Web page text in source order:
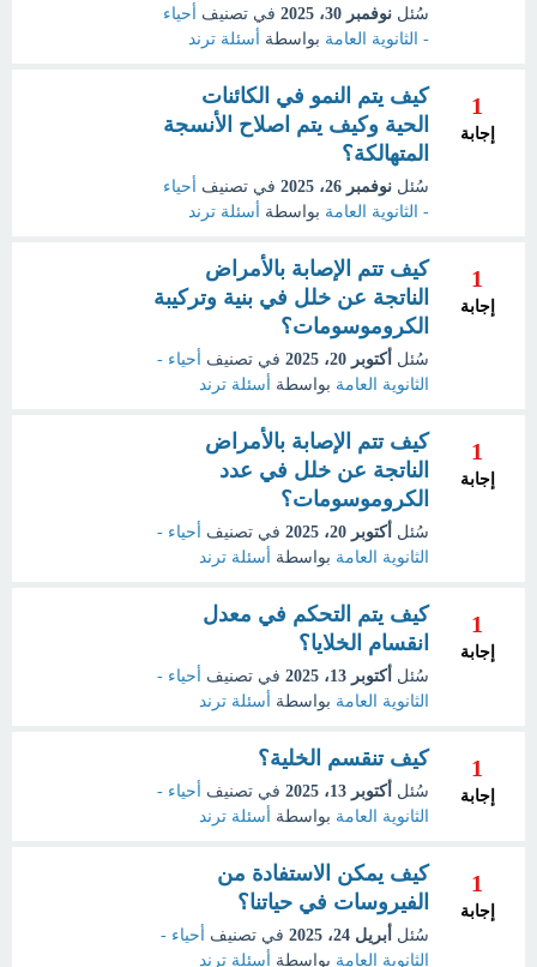
سُئل نوفمبر 30، 2025 في تصنيف أحياء
- الثانوية العامة بواسطة أسئلة ترند
1
إجابة
كيف يتم النمو في الكائنات
الحية وكيف يتم اصلاح الأنسجة
المتهالكة؟
سُئل نوفمبر 26، 2025 في تصنيف أحياء
- الثانوية العامة بواسطة أسئلة ترند
1
إجابة
كيف تتم الإصابة بالأمراض
الناتجة عن خلل في بنية وتركيبة
الكروموسومات؟
سُئل أكتوبر 20، 2025 في تصنيف أحياء -
الثانوية العامة بواسطة أسئلة ترند
1
إجابة
كيف تتم الإصابة بالأمراض
الناتجة عن خلل في عدد
الكروموسومات؟
سُئل أكتوبر 20، 2025 في تصنيف أحياء -
الثانوية العامة بواسطة أسئلة ترند
1
إجابة
كيف يتم التحكم في معدل
انقسام الخلايا؟
سُئل أكتوبر 13، 2025 في تصنيف أحياء -
الثانوية العامة بواسطة أسئلة ترند
1
إجابة
كيف تنقسم الخلية؟
سُئل أكتوبر 13، 2025 في تصنيف أحياء -
الثانوية العامة بواسطة أسئلة ترند
1
إجابة
كيف يمكن الاستفادة من
الفيروسات في حياتنا؟
سُئل أبريل 24، 2025 في تصنيف أحياء -
الثانوية العامة بواسطة أسئلة ترند